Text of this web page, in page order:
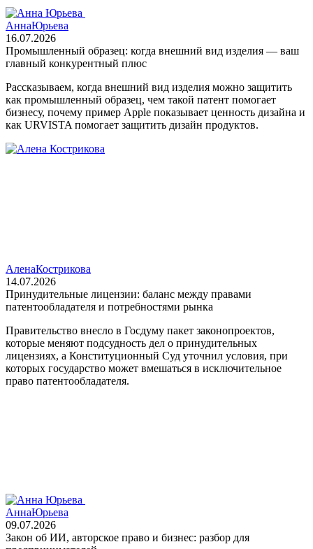
АннаЮрьева
16.07.2026
Промышленный образец: когда внешний вид изделия — ваш
главный конкурентный плюс
Рассказываем, когда внешний вид изделия можно защитить
как промышленный образец, чем такой патент помогает
бизнесу, почему пример Apple показывает ценность дизайна и
как URVISTA помогает защитить дизайн продуктов.
АленаКострикова
14.07.2026
Принудительные лицензии: баланс между правами
патентообладателя и потребностями рынка
Правительство внесло в Госдуму пакет законопроектов,
которые меняют подсудность дел о принудительных
лицензиях, а Конституционный Суд уточнил условия, при
которых государство может вмешаться в исключительное
право патентообладателя.
АннаЮрьева
09.07.2026
Закон об ИИ, авторское право и бизнес: разбор для